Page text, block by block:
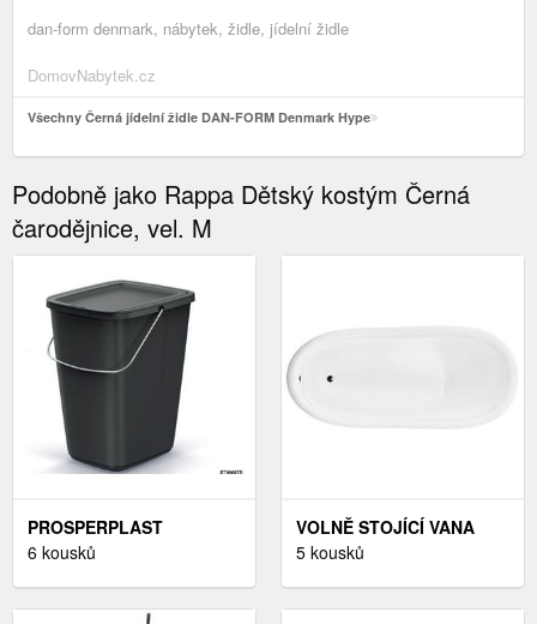
​​​​​dan-form denmark, nábytek, židle, jídelní židle
DomovNabytek.cz
Všechny Černá jídelní židle DAN-FORM Denmark Hype
Podobně jako Rappa Dětský kostým Černá
čarodějnice, vel. M
PROSPERPLAST
ODPADKOVÝ KOŠ
6 kousků
VOLNĚ STOJÍCÍ VANA
OTYLIA 170/77 ČERNÉ
5 kousků